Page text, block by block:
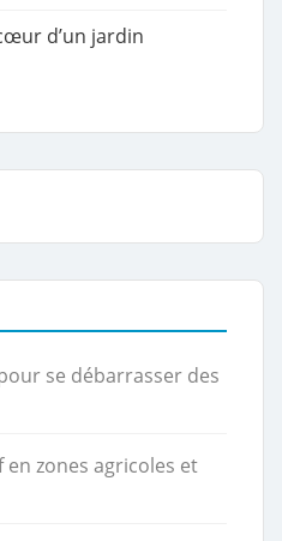
d’un jardin
se débarrasser des
zones agricoles et